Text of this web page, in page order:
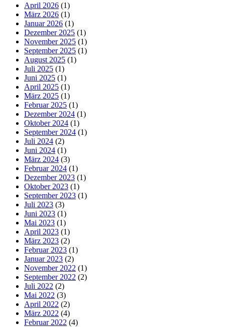
April 2026 (1)
März 2026 (1)
Januar 2026 (1)
Dezember 2025 (1)
November 2025 (1)
September 2025 (1)
August 2025 (1)
Juli 2025 (1)
Juni 2025 (1)
April 2025 (1)
März 2025 (1)
Februar 2025 (1)
Dezember 2024 (1)
Oktober 2024 (1)
September 2024 (1)
Juli 2024 (2)
Juni 2024 (1)
März 2024 (3)
Februar 2024 (1)
Dezember 2023 (1)
Oktober 2023 (1)
September 2023 (1)
Juli 2023 (3)
Juni 2023 (1)
Mai 2023 (1)
April 2023 (1)
März 2023 (2)
Februar 2023 (1)
Januar 2023 (2)
November 2022 (1)
September 2022 (2)
Juli 2022 (2)
Mai 2022 (3)
April 2022 (2)
März 2022 (4)
Februar 2022 (4)